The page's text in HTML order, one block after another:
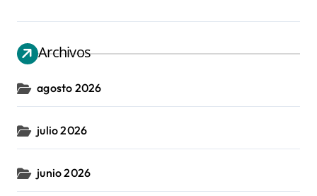
Archivos
agosto 2026
julio 2026
junio 2026